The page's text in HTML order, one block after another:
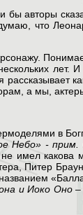
авторы
что
лет.
а мы,
в
Небо» - прим.
имел какова
Питер
и Иоко Оно –